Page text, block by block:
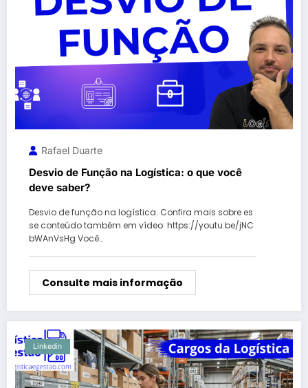
Rafael Duarte
Desvio de Função na Logística: o que você
deve saber?
Desvio de função na logística. Confira mais sobre es
se conteúdo também em vídeo: https://youtu.be/jNC
bWAnVsHg Você…
Consulte mais informação
Linkedin